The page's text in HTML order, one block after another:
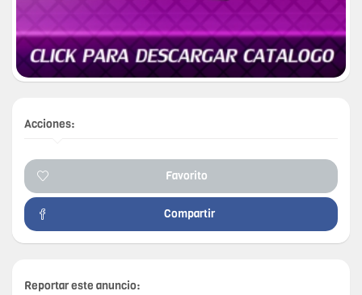
Acciones:
Favorito
Compartir
Reportar este anuncio: